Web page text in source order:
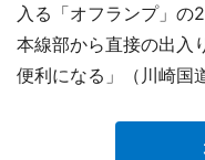
入る「オフランプ」の
本線部から直接の出入
便利になる」（川崎国